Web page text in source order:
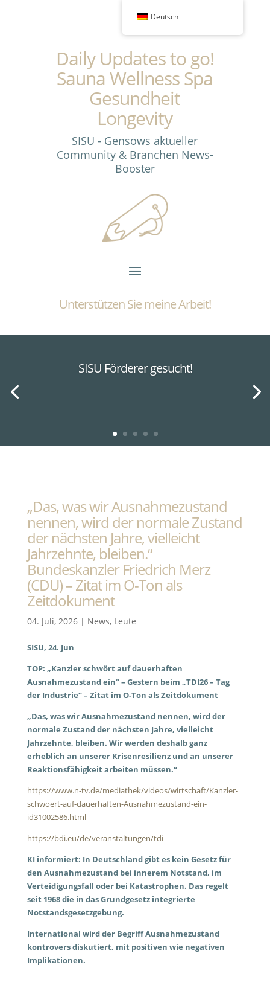
Daily Updates to go!
Sauna Wellness Spa
Gesundheit
Longevity
SISU - Gensows aktueller
Community & Branchen News-
Booster
Unterstützen Sie meine Arbeit!
SISU Förderer gesucht!
„Das, was wir Ausnahmezustand
nennen, wird der normale Zustand
der nächsten Jahre, vielleicht
Jahrzehnte, bleiben.“
Bundeskanzler Friedrich Merz
(CDU) – Zitat im O-Ton als
Zeitdokument
04. Juli, 2026| News, Leute
SISU, 24. Jun
TOP: „Kanzler schwört auf dauerhaften
Ausnahmezustand ein“ – Gestern beim „TDI26 – Tag
der Industrie“ – Zitat im O-Ton als Zeitdokument
„Das, was wir Ausnahmezustand nennen, wird der
normale Zustand der nächsten Jahre, vielleicht
Jahrzehnte, bleiben. Wir werden deshalb ganz
erheblich an unserer Krisenresilienz und an unserer
Reaktionsfähigkeit arbeiten müssen.“
https://www.n-tv.de/mediathek/videos/wirtschaft/Kanzler-
schwoert-auf-dauerhaften-Ausnahmezustand-ein-
id31002586.html
https://bdi.eu/de/veranstaltungen/tdi
KI informiert: In Deutschland gibt es kein Gesetz für
den Ausnahmezustand bei innerem Notstand, im
Verteidigungsfall oder bei Katastrophen. Das regelt
seit 1968 die in das Grundgesetz integrierte
Notstandsgesetzgebung.
International wird der Begriff Ausnahmezustand
kontrovers diskutiert, mit positiven wie negativen
Implikationen.
Deutsch